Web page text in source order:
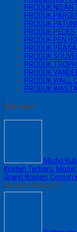
PRODUK NISAN
PRODUK
PRODUK
PRODUK
PRODUK PEN
PRODUK
PRODUK
PRODUK
PRODUK VANDEL
PRODUK WALL
PRODUK
Hot Item!
Model
Kristen Terbaru,
Granit Kristen, Contoh
Harga Hubungi CS